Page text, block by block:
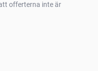
offerterna inte är